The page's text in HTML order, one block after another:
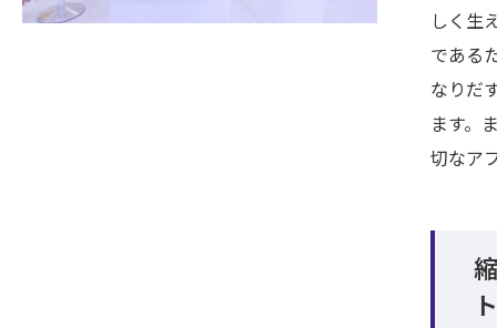
しく生
である
なりだ
ます。
切なア